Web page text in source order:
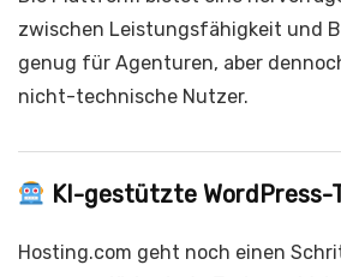
zwischen Leistungsfähigkeit und
genug für Agenturen, aber
nicht-technische Nutzer.
KI-gestützte WordPress-
Hosting.com geht noch einen